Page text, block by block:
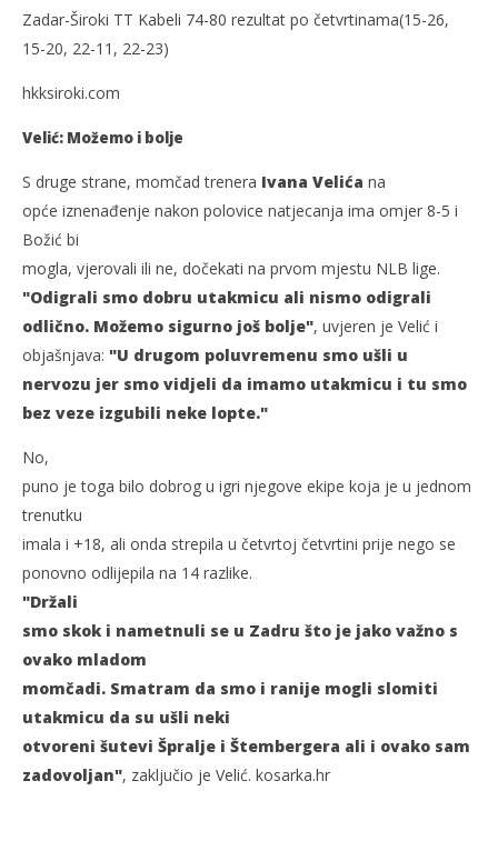
Zadar-Široki TT Kabeli 74-80 rezultat po četvrtinama(15-26,
15-20, 22-11, 22-23)
hkksiroki.com
Velić: Možemo i bolje
S druge strane, momčad trenera Ivana Velića na
opće iznenađenje nakon polovice natjecanja ima omjer 8-5 i
Božić bi
mogla, vjerovali ili ne, dočekati na prvom mjestu NLB lige.
"Odigrali smo dobru utakmicu ali nismo odigrali
odlično. Možemo sigurno još bolje", uvjeren je Velić i
objašnjava: "U drugom poluvremenu smo ušli u
nervozu jer smo vidjeli da imamo utakmicu i tu smo
bez veze izgubili neke lopte."
No,
puno je toga bilo dobrog u igri njegove ekipe koja je u jednom
trenutku
imala i +18, ali onda strepila u četvrtoj četvrtini prije nego se
ponovno odlijepila na 14 razlike.
"Držali
smo skok i nametnuli se u Zadru što je jako važno s
ovako mladom
momčadi. Smatram da smo i ranije mogli slomiti
utakmicu da su ušli neki
otvoreni šutevi Špralje i Štembergera ali i ovako sam
zadovoljan", zaključio je Velić. kosarka.hr